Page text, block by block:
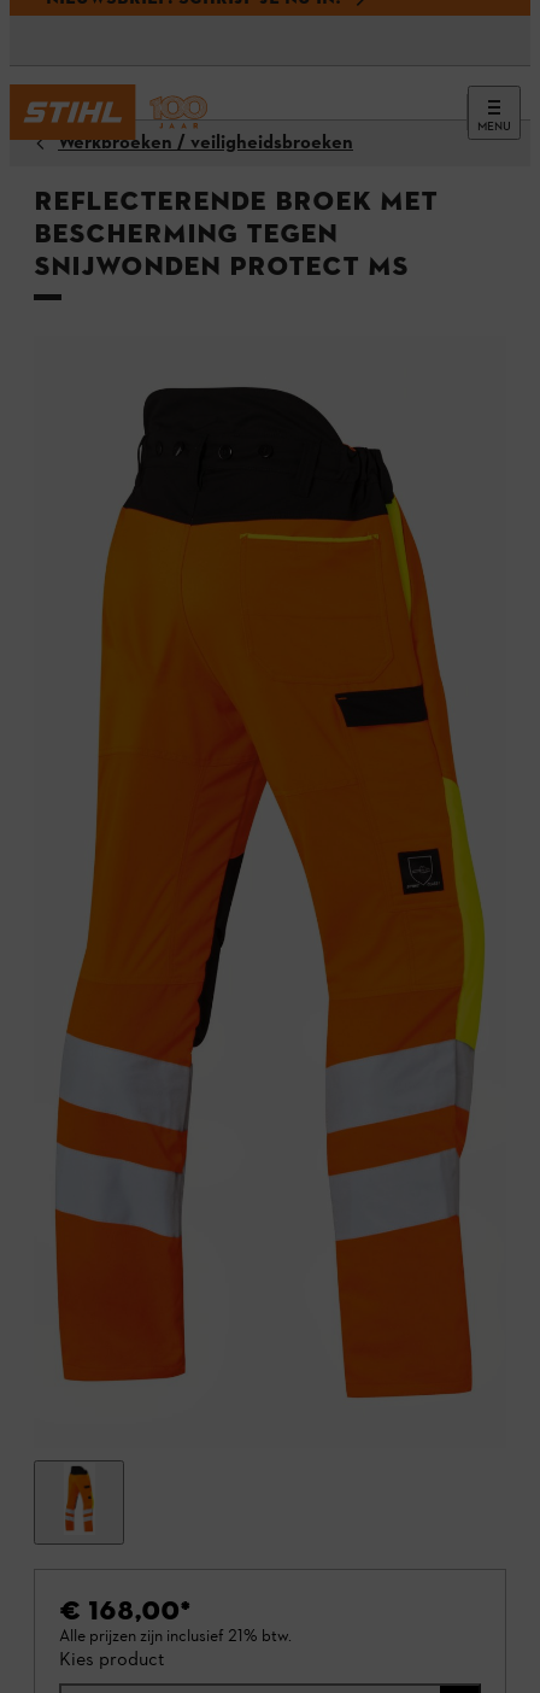
MENU
Werkbroeken / veiligheidsbroeken
Reflecterende broek met
bescherming tegen
snijwonden Protect MS
€ 168,00*
Alle prijzen zijn inclusief 21% btw.
Kies product